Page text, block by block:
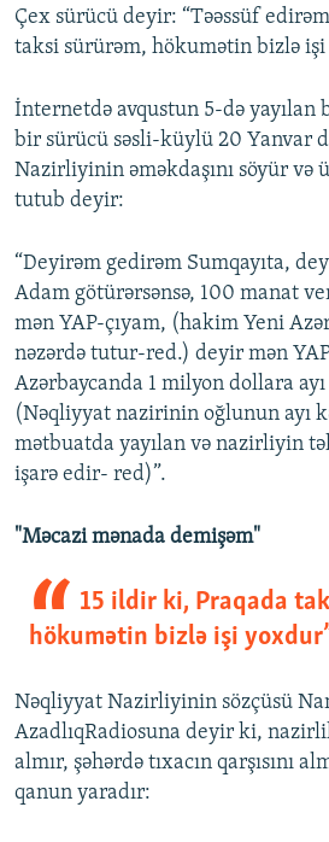
Çex sürücü deyir: “Təəssüf
taksi sürürəm, hökumətin bizlə işi
İnternetdə avqustun 5-də yayılan
bir sürücü səsli-küylü 20 Yanvar
Nazirliyinin əməkdaşını söyür və
tutub deyir:
“Deyirəm gedirəm Sumqayıta,
Adam götürərsənsə, 100 manat
mən YAP-çıyam, (hakim Yeni
nəzərdə tutur-red.) deyir mən
Azərbaycanda 1 milyon dollara
(Nəqliyyat nazirinin oğlunun ayı
mətbuatda yayılan və nazirliyin
işarə edir- red)”.
"Məcazi mənada demişəm"
15 ildir ki, Praqada
hökumətin bizlə işi
Nəqliyyat Nazirliyinin sözçüsü
AzadlıqRadiosuna deyir ki,
almır, şəhərdə tıxacın qarşısını
qanun yaradır: